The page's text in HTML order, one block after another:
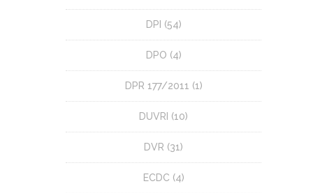
DPI (54)
DPO (4)
DPR 177/2011 (1)
DUVRI (10)
DVR (31)
ECDC (4)